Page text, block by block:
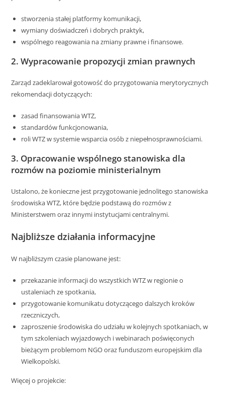
stworzenia stałej platformy komunikacji,
wymiany doświadczeń i dobrych praktyk,
wspólnego reagowania na zmiany prawne i finansowe.
2. Wypracowanie propozycji zmian prawnych
Zarząd zadeklarował gotowość do przygotowania merytorycznych
rekomendacji dotyczących:
zasad finansowania WTZ,
standardów funkcjonowania,
roli WTZ w systemie wsparcia osób z niepełnosprawnościami.
3. Opracowanie wspólnego stanowiska dla
rozmów na poziomie ministerialnym
Ustalono, że konieczne jest przygotowanie jednolitego stanowiska
środowiska WTZ, które będzie podstawą do rozmów z
Ministerstwem oraz innymi instytucjami centralnymi.
Najbliższe działania informacyjne
W najbliższym czasie planowane jest:
przekazanie informacji do wszystkich WTZ w regionie o
ustaleniach ze spotkania,
przygotowanie komunikatu dotyczącego dalszych kroków
rzeczniczych,
zaproszenie środowiska do udziału w kolejnych spotkaniach, w
tym szkoleniach wyjazdowych i webinarach poświęconych
bieżącym problemom NGO oraz funduszom europejskim dla
Wielkopolski.
Więcej o projekcie: